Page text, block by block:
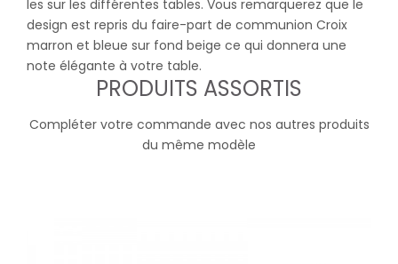
les sur les différentes tables. Vous remarquerez que le
design est repris du faire-part de communion Croix
marron et bleue sur fond beige ce qui donnera une
note élégante à votre table.
PRODUITS ASSORTIS
Compléter votre commande avec nos autres produits
du même modèle